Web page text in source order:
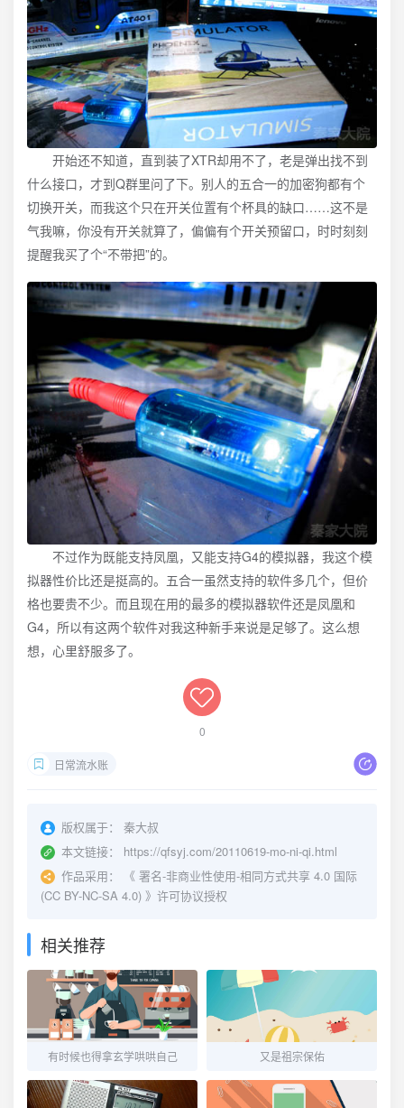
开始还不知道，直到装了XTR却用不了，老是弹出找不到
什么接口，才到Q群里问了下。别人的五合一的加密狗都有个
切换开关，而我这个只在开关位置有个杯具的缺口……这不是
气我嘛，你没有开关就算了，偏偏有个开关预留口，时时刻刻
提醒我买了个“不带把”的。
不过作为既能支持凤凰，又能支持G4的模拟器，我这个模
拟器性价比还是挺高的。五合一虽然支持的软件多几个，但价
格也要贵不少。而且现在用的最多的模拟器软件还是凤凰和
G4，所以有这两个软件对我这种新手来说是足够了。这么想
想，心里舒服多了。
0
日常流水账
版权属于：
秦大叔
本文链接：
https://qfsyj.com/20110619-mo-ni-qi.html
作品采用：
《 署名-非商业性使用-相同方式共享 4.0 国际
(CC BY-NC-SA 4.0) 》许可协议授权
相关推荐
有时候也得拿玄学哄哄自己 又是祖宗保佑